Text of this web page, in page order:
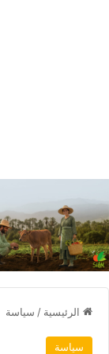
الرئيسية / سياسة
سياسة